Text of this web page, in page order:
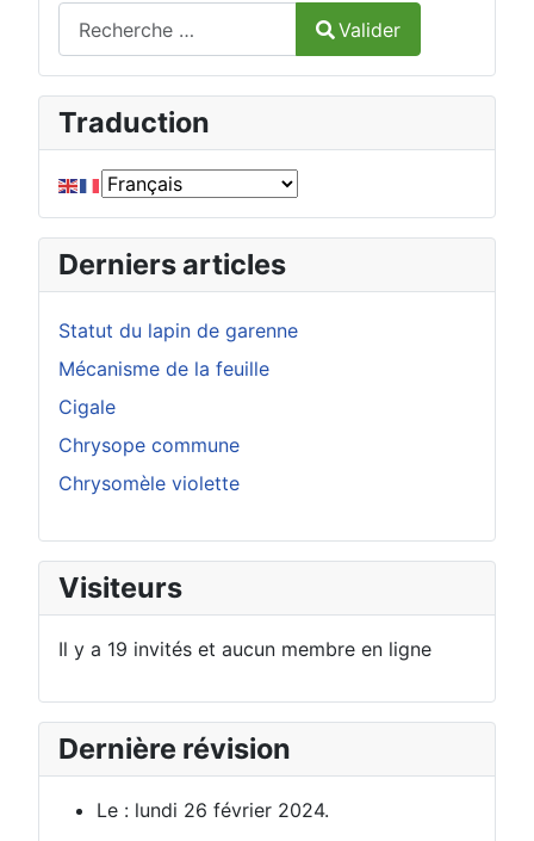
Type 2 or more characters for results.
Valider
Traduction
Derniers articles
Statut du lapin de garenne
Mécanisme de la feuille
Cigale
Chrysope commune
Chrysomèle violette
Visiteurs
Il y a 19 invités et aucun membre en ligne
Dernière révision
Le : lundi 26 février 2024.